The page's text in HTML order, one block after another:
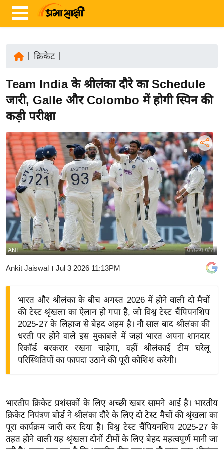
ज़ा
ख
र
रा
ष्ट्री
य
अं
त
र्रा
ष्ट्री
य
बि
ज़
ने
द्यो
शे
ष
ज्ञ
रा
क्रिकेट|
Team India के श्रीलंका दौरे का Schedule
जारी, Galle और Colombo में होगी स्पिन की
कड़ी परीक्षा
प्रतिरूप फोटो
ANI
Ankit Jaiswal । Jul 3 2026 11:13PM
भारत और श्रीलंका के बीच अगस्त 2026 में होने वाली दो मैचों
की टेस्ट श्रृंखला का ऐलान हो गया है, जो विश्व टेस्ट चैंपियनशिप
2025-27 के लिहाज से बेहद अहम है। नौ साल बाद श्रीलंका की
धरती पर होने वाले इस मुकाबले में जहां भारत अपना शानदार
रिकॉर्ड बरकरार रखना चाहेगा, वहीं श्रीलंकाई टीम घरेलू
परिस्थितियों का फायदा उठाने की पूरी कोशिश करेगी।
भारतीय क्रिकेट प्रशंसकों के लिए अच्छी खबर सामने आई है। भारतीय
क्रिकेट नियंत्रण बोर्ड ने श्रीलंका दौरे के लिए दो टेस्ट मैचों की श्रृंखला का
पूरा कार्यक्रम जारी कर दिया है। विश्व टेस्ट चैंपियनशिप 2025-27 के
तहत होने वाली यह श्रृंखला दोनों टीमों के लिए बेहद महत्वपूर्ण मानी जा